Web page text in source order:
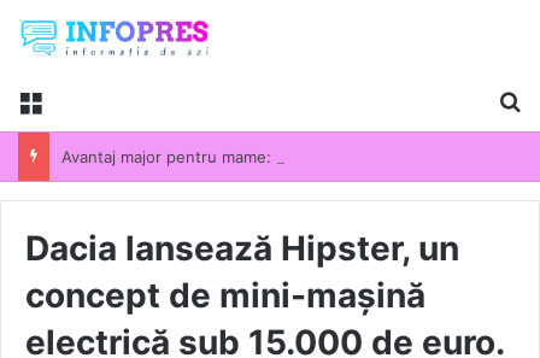
Menu
Dacia lansează Hipster, un
concept de mini-mașină
electrică sub 15.000 de euro.